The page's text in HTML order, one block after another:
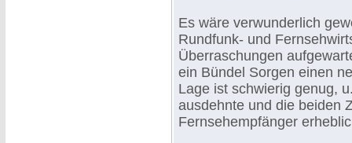
Es wäre verwunderlich
Rundfunk- und
Überraschungen
ein Bündel Sorgen einen
Lage ist schwierig genug,
ausdehnte und die beiden
Fernsehempfänger